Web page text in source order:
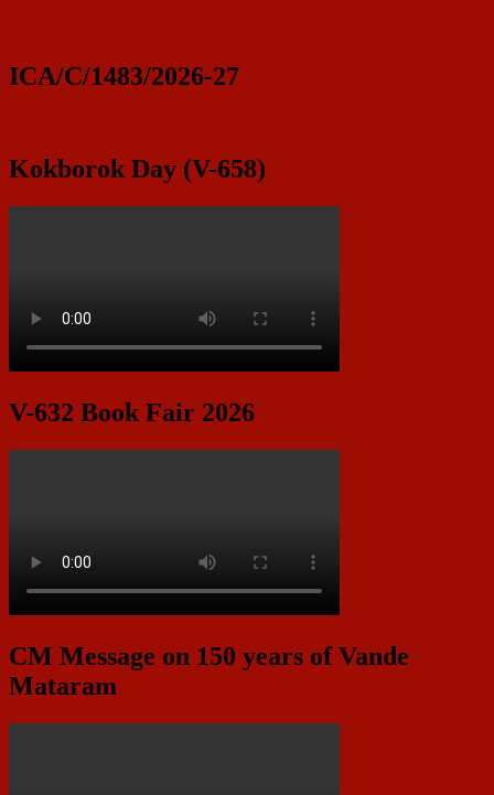
ICA/C/1483/2026-27
Kokborok Day (V-658)
V-632 Book Fair 2026
CM Message on 150 years of Vande
Mataram